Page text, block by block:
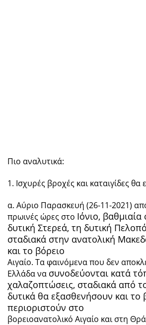
Πιο αναλυτικά:
1. Ισχυρές βροχές και καταιγίδες
α. Αύριο Παρασκευή (26-11-2021)
πρωινές ώρες στο Ιόνιο,
δυτική Στερεά, τη δυτική
σταδιακά στην ανατολική
και το βόρειο
Αιγαίο. Τα φαινόμενα που δεν
Ελλάδα να συνοδεύονται κατά
χαλαζοπτώσεις, σταδιακά από
δυτικά θα εξασθενήσουν και
περιοριστούν στο
βορειοανατολικό Αιγαίο και στη